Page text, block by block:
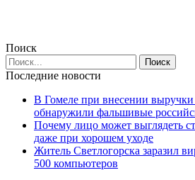
Поиск
Последние новости
В Гомеле при внесении выручки
обнаружили фальшивые
Почему лицо может выглядеть
даже при хорошем уходе
Житель Светлогорска заразил
500 компьютеров